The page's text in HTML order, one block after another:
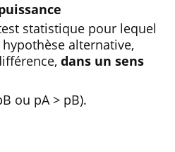
statistique pour lequel
alternative,
dans un sens
ou pA > pB).